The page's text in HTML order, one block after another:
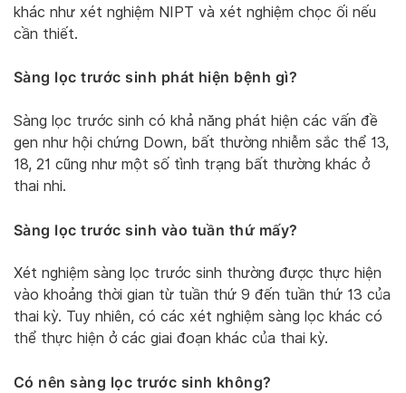
khác như xét nghiệm NIPT và xét nghiệm chọc ối nếu
cần thiết.
Sàng lọc trước sinh phát hiện bệnh gì?
Sàng lọc trước sinh có khả năng phát hiện các vấn đề
gen như hội chứng Down, bất thường nhiễm sắc thể 13,
18, 21 cũng như một số tình trạng bất thường khác ở
thai nhi.
Sàng lọc trước sinh vào tuần thứ mấy?
Xét nghiệm sàng lọc trước sinh thường được thực hiện
vào khoảng thời gian từ tuần thứ 9 đến tuần thứ 13 của
thai kỳ. Tuy nhiên, có các xét nghiệm sàng lọc khác có
thể thực hiện ở các giai đoạn khác của thai kỳ.
Có nên sàng lọc trước sinh không?